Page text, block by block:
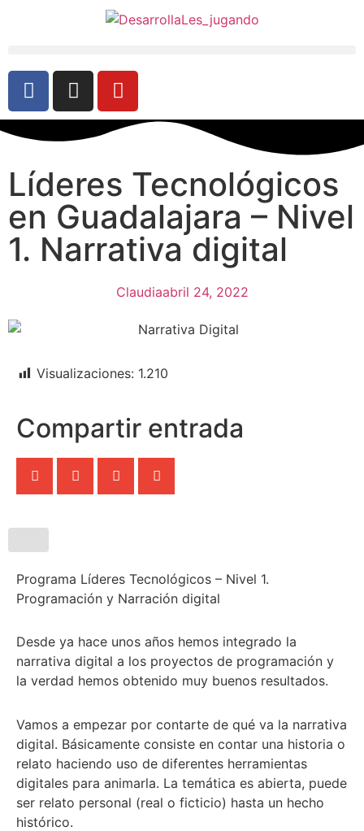
Líderes Tecnológicos
en Guadalajara – Nivel
1. Narrativa digital
Claudiaabril 24, 2022
Visualizaciones: 1.210
Compartir entrada
Programa Líderes Tecnológicos – Nivel 1.
Programación y Narración digital
Desde ya hace unos años hemos integrado la
narrativa digital a los proyectos de programación y
la verdad hemos obtenido muy buenos resultados.
Vamos a empezar por contarte de qué va la narrativa
digital. Básicamente consiste en contar una historia o
relato haciendo uso de diferentes herramientas
digitales para animarla. La temática es abierta, puede
ser relato personal (real o ficticio) hasta un hecho
histórico.